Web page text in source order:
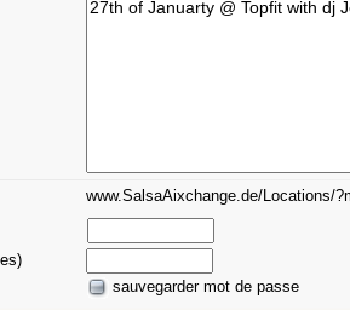
www.SalsaAixchange.de/Locations/
sauvegarder mot de passe